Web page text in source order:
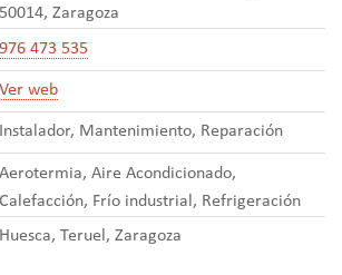
50014, Zaragoza
976 473 535
Ver web
Instalador, Mantenimiento, Reparación
Aerotermia, Aire Acondicionado,
Calefacción, Frío industrial, Refrigeración
Huesca, Teruel, Zaragoza